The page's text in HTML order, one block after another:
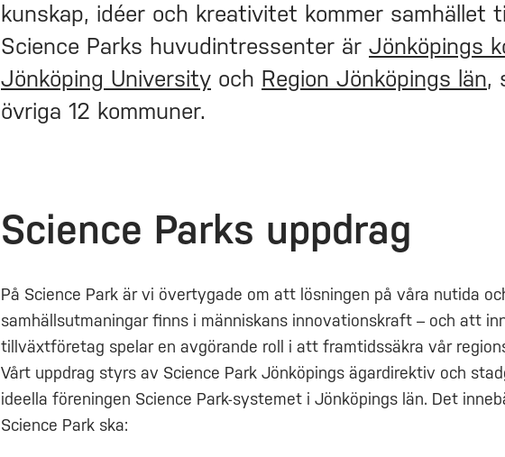
kunskap, idéer och kreativitet kommer samhället
Science Parks huvudintressenter är Jönköpings
Jönköping University och Region Jönköpings län,
övriga 12 kommuner.
Science Parks uppdrag
På Science Park är vi övertygade om att lösningen på våra nutida
samhällsutmaningar finns i människans innovationskraft – och att
tillväxtföretag spelar en avgörande roll i att framtidssäkra vår
Vårt uppdrag styrs av Science Park Jönköpings ägardirektiv och
ideella föreningen Science Park-systemet i Jönköpings län. Det
Science Park ska: